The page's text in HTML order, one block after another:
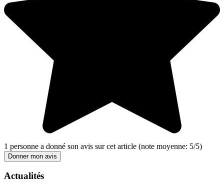
1 personne a donné son avis sur cet article (note moyenne: 5/5)
Donner mon avis
Actualités